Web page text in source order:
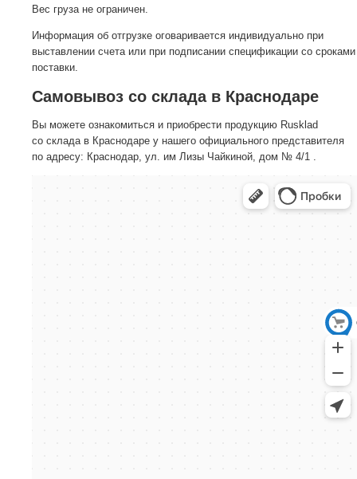
Вес груза не ограничен.
Информация об отгрузке оговаривается индивидуально при
выставлении счета или при подписании спецификации со сроками
поставки.
Самовывоз со склада в Краснодаре
Вы можете ознакомиться и приобрести продукцию Rusklad
со склада в Краснодаре у нашего официального представителя
по адресу: Краснодар, ул. им Лизы Чайкиной, дом № 4/1 .